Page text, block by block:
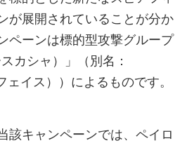
が展開されていることが分か
ペーンは標的型攻撃グループ
カシャ）」（別名：
イス））によるものです。
該キャンペーンでは、ペイロ